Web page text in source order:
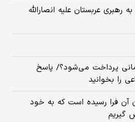
رهبری عربستان علیه انصارالله
پرداخت می‌شود؟/ پاسخ
را بخوانید
آن فرا رسیده است که به خود
گیریم